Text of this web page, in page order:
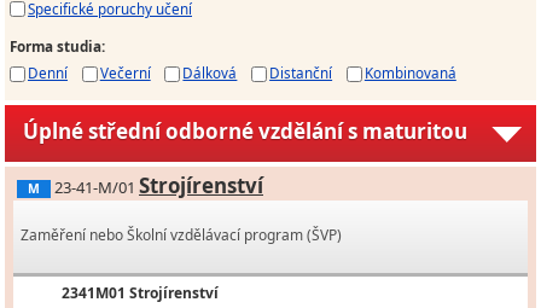
Specifické poruchy učení
Forma studia:
Denní
Večerní Dálková Distanční Kombinovaná
Úplné střední odborné vzdělání s maturitou
M 23-41-M/01 Strojírenství
Zaměření nebo Školní vzdělávací program (ŠVP)
2341M01 Strojírenství